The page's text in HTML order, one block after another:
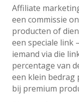
Affiliate
een commissie
producten of
een speciale link
iemand via die
percentage van
een klein bedrag
bij premium